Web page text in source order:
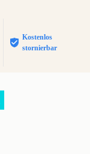
Kostenlos
stornierbar